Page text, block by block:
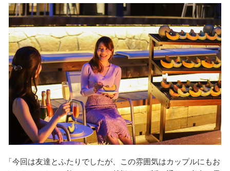
「今回は友達とふたりでしたが、この雰囲気はカップルにもお